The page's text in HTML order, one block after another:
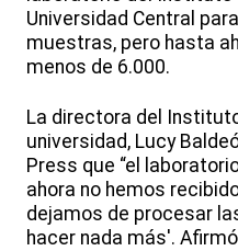
Universidad Central
muestras, pero hasta
menos de 6.000.
La directora del
universidad, Lucy
Press que “el
ahora no hemos
dejamos de procesar
hacer nada más'.